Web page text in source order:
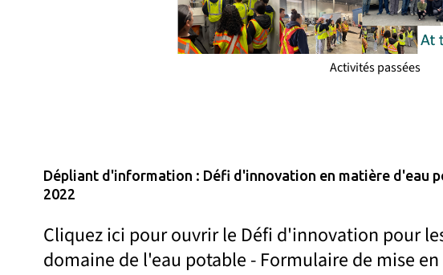
Activités passées
Dépliant d'information : Défi d'innovation en matière d'eau
2022
Cliquez ici pour ouvrir le Défi d'innovation pour
domaine de l'eau potable - Formulaire de mise